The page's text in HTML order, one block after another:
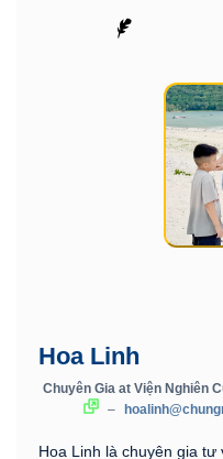
Hoa Linh
Chuyên Gia at Viện Nghiên
–
Hoa Linh là chuyên gia